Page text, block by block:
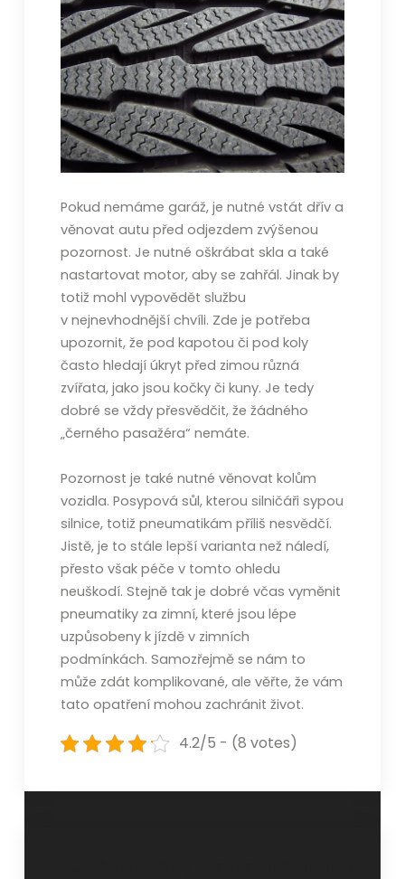
Pokud nemáme garáž, je nutné vstát dřív a
věnovat autu před odjezdem zvýšenou
pozornost. Je nutné oškrábat skla a také
nastartovat motor, aby se zahřál. Jinak by
totiž mohl vypovědět službu
v nejnevhodnější chvíli. Zde je potřeba
upozornit, že pod kapotou či pod koly
často hledají úkryt před zimou různá
zvířata, jako jsou kočky či kuny. Je tedy
dobré se vždy přesvědčit, že žádného
„černého pasažéra“ nemáte.
Pozornost je také nutné věnovat kolům
vozidla. Posypová sůl, kterou silničáři sypou
silnice, totiž pneumatikám příliš nesvědčí.
Jistě, je to stále lepší varianta než náledí,
přesto však péče v tomto ohledu
neuškodí. Stejně tak je dobré včas vyměnit
pneumatiky za zimní, které jsou lépe
uzpůsobeny k jízdě v zimních
podmínkách. Samozřejmě se nám to
může zdát komplikované, ale věřte, že vám
tato opatření mohou zachránit život.
4.2/5 - (8 votes)